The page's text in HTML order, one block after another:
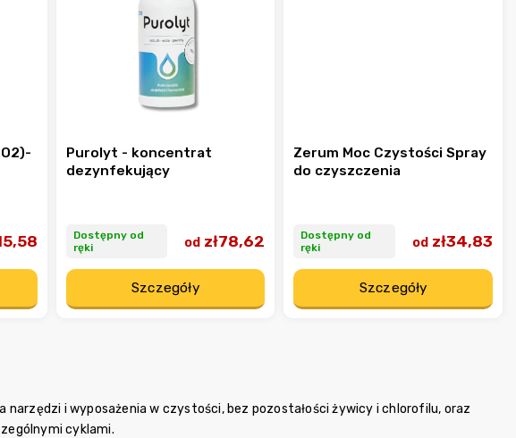
Purolyt - koncentrat
dezynfekujący
Dostępny od
ręki
od zł78,62
Szczegóły
Zerum Moc Czystości Spray
do czyszczenia
Dostępny od
ręki
od zł34,83
Szczegóły
i wyposażenia w czystości, bez pozostałości żywicy i chlorofilu, oraz
cyklami.